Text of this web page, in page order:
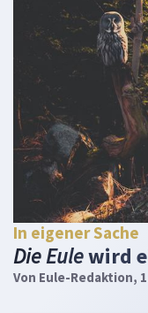
In eigener Sache
Die Eulewird
Von Eule-Redaktion,